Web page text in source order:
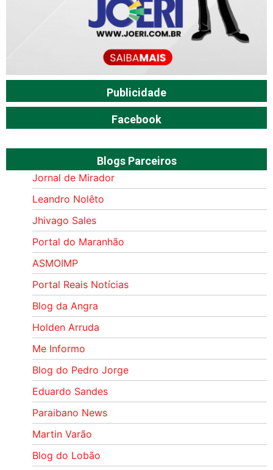
Publicidade
Facebook
Blogs Parceiros
Jornal de Mirador
Leandro Nolêto
Jhivago Sales
Portal do Maranhão
ASMOIMP
Portal Reais Notí­cias
Blog da Angra
Holden Arruda
Me Informo
Blog do Pedro Jorge
Eduardo Sandes
Paraibano News
Martin Varão
Blog do Lobão